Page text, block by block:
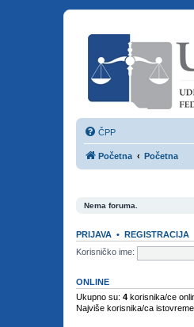
ČPP
Početna Početna
Nema foruma.
PRIJAVA • REGISTRACIJA
Korisničko ime:
ONLINE
Ukupno su: 4 korisnika/ce
Najviše korisnika/ca